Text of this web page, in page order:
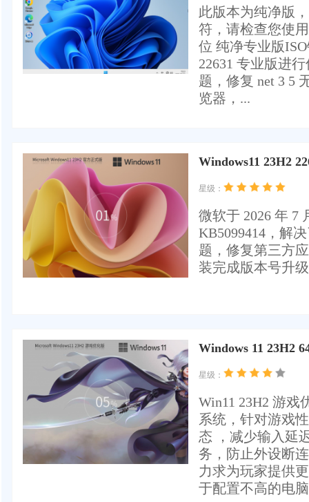
此版本为纯净版
符，请检查您使
位 纯净专业版
22631 专业版进
题，修复 net 3 5
览器，...
Windows11 23H2
星级：
微软于 ‌2026 年 7
KB5099414，解
题，修复第三方
装完成版本号升
Windows 11 23H2
星级：
Win11 23H2 游
系统，针对游戏
态 ，减少输入延
务，防止外设断
力求为玩家提供
于配置不高的电